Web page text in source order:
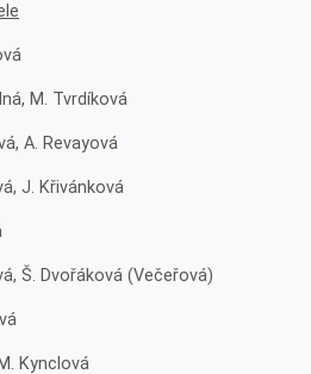
M. Tvrdíková
A. Revayová
J. Křivánková
Š. Dvořáková (Večeřová)
Kynclová